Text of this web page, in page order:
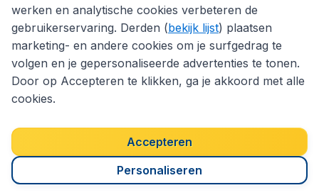
Privacybeleid
Copyright © 2026
werken en analytische cookies verbeteren de
gebruikerservaring. Derden (bekijk lijst) plaatsen
marketing- en andere cookies om je surfgedrag te
volgen en je gepersonaliseerde advertenties te tonen.
Door op Accepteren te klikken, ga je akkoord met alle
cookies.
Accepteren
Personaliseren